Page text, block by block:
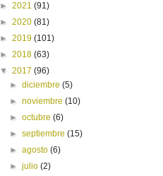
► 2021 (91)
► 2020 (81)
► 2019 (101)
► 2018 (63)
▼ 2017 (96)
►diciembre(5)
►noviembre(10)
►octubre(6)
►septiembre(15)
►agosto(6)
►julio(2)